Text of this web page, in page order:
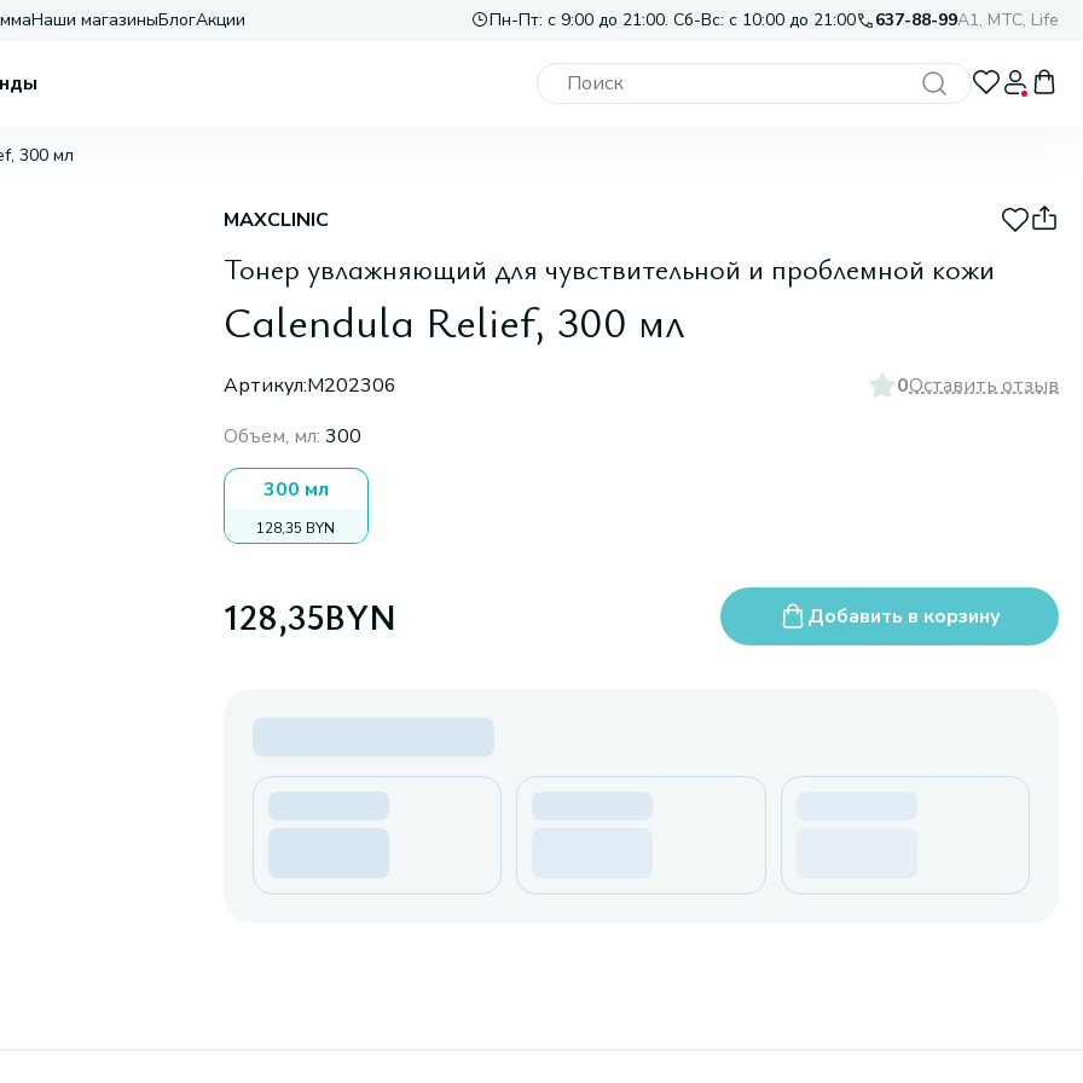
Наши магазиныБлогАкции Пн-Пт: с 9:00 до 21:00. Сб-Вс: с 10:00 до 21:00 637-88-99A1, МТС, Life
300 мл
MAXCLINIC
Тонер увлажняющий для чувствительной и проблемной кожи
Calendula Relief, 300 мл
Артикул:M202306 0Оставить отзыв
Объем, мл: 300
300 мл
128,35 BYN
128,35BYN Добавить в корзину